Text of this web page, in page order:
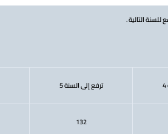
التالية .
ترفع إلى السنة 5
132